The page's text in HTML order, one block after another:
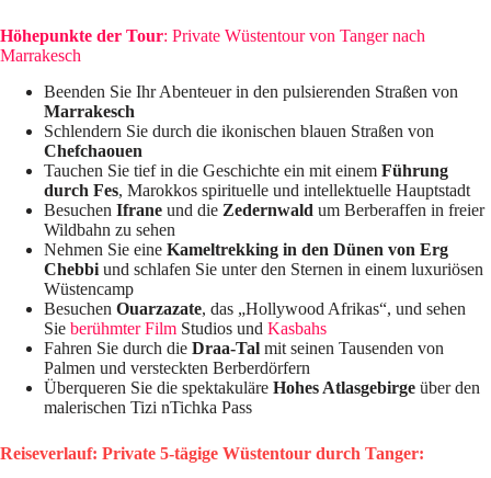
Höhepunkte der Tour: Private Wüstentour von Tanger nach
Marrakesch
Beenden Sie Ihr Abenteuer in den pulsierenden Straßen von
Marrakesch
Schlendern Sie durch die ikonischen blauen Straßen von
Chefchaouen
Tauchen Sie tief in die Geschichte ein mit einem Führung
durch Fes, Marokkos spirituelle und intellektuelle Hauptstadt
Besuchen Ifrane und die Zedernwald um Berberaffen in freier
Wildbahn zu sehen
Nehmen Sie eine Kameltrekking in den Dünen von Erg
Chebbi und schlafen Sie unter den Sternen in einem luxuriösen
Wüstencamp
Besuchen Ouarzazate, das „Hollywood Afrikas“, und sehen
Sie berühmter Film Studios und Kasbahs
Fahren Sie durch die Draa-Tal mit seinen Tausenden von
Palmen und versteckten Berberdörfern
Überqueren Sie die spektakuläre Hohes Atlasgebirge über den
malerischen Tizi nTichka Pass
Reiseverlauf: Private 5-tägige Wüstentour durch Tanger: